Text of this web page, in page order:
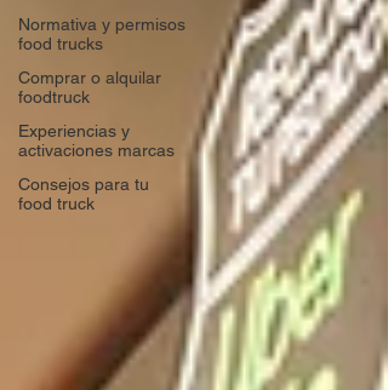
Normativa y permisos
food trucks
Comprar o alquilar
foodtruck
Experiencias y
activaciones marcas
Consejos para tu
food truck